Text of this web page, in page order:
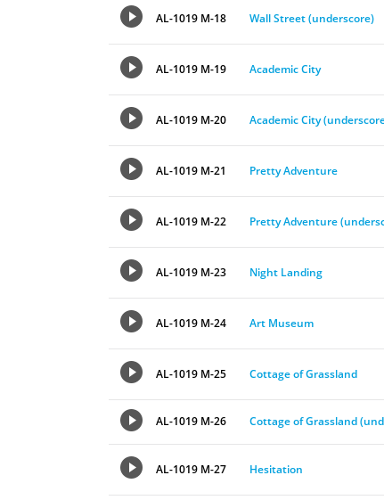
AL-1019 M-18 Wall Street (underscore)
AL-1019 M-19 Academic City
AL-1019 M-20 Academic City
AL-1019 M-21 Pretty Adventure
AL-1019 M-22 Pretty Adventure
AL-1019 M-23 Night Landing
AL-1019 M-24 Art Museum
AL-1019 M-25 Cottage of Grassland
AL-1019 M-26 Cottage of Grassland
AL-1019 M-27 Hesitation